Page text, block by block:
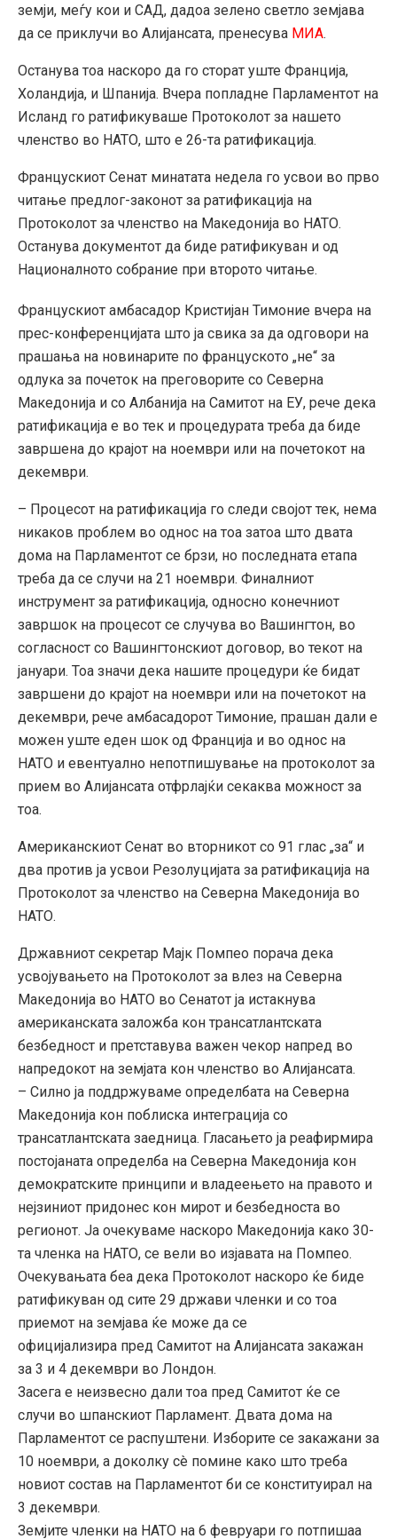
земји, меѓу кои и САД, дадоа зелено светло земјава
да се приклучи во Алијансата, пренесува МИА.
Останува тоа наскоро да го сторат уште Франција,
Холандија, и Шпанија. Вчера попладне Парламентот на
Исланд го ратификуваше Протоколот за нашето
членство во НАТО, што е 26-та ратификација.
Францускиот Сенат минатата недела го усвои во прво
читање предлог-законот за ратификација на
Протоколот за членство на Македонија во НАТО.
Останува документот да биде ратификуван и од
Националното собрание при второто читање.
Францускиот амбасадор Кристијан Тимоние вчера на
прес-конференцијата што ја свика за да одговори на
прашања на новинарите по француското „не“ за
одлука за почеток на преговорите со Северна
Македонија и со Албанија на Самитот на ЕУ, рече дека
ратификација е во тек и процедурата треба да биде
завршена до крајот на ноември или на почетокот на
декември.
– Процесот на ратификација го следи својот тек, нема
никаков проблем во однос на тоа затоа што двата
дома на Парламентот се брзи, но последната етапа
треба да се случи на 21 ноември. Финалниот
инструмент за ратификација, односно конечниот
завршок на процесот се случува во Вашингтон, во
согласност со Вашингтонскиот договор, во текот на
јануари. Тоа значи дека нашите процедури ќе бидат
завршени до крајот на ноември или на почетокот на
декември, рече амбасадорот Тимоние, прашан дали е
можен уште еден шок од Франција и во однос на
НАТО и евентуално непотпишување на протоколот за
прием во Алијансата отфрлајќи секаква можност за
тоа.
Американскиот Сенат во вторникот со 91 глас „за“ и
два против ја усвои Резолуцијата за ратификација на
Протоколот за членство на Северна Македонија во
НАТО.
Државниот секретар Мајк Помпео порача дека
усвојувањето на Протоколот за влез на Северна
Македонија во НАТО во Сенатот ја истакнува
американската заложба кон трансатлантската
безбедност и претставува важен чекор напред во
напредокот на земјата кон членство во Алијансата.
– Силно ја поддржуваме определбата на Северна
Македонија кон поблиска интеграција со
трансатлантската заедница. Гласањето ја реафирмира
постојаната определба на Северна Македонија кон
демократските принципи и владеењето на правото и
нејзиниот придонес кон мирот и безбедноста во
регионот. Ја очекуваме наскоро Македонија како 30-
та членка на НАТО, се вели во изјавата на Помпео.
Очекувањата беа дека Протоколот наскоро ќе биде
ратификуван од сите 29 држави членки и со тоа
приемот на земјава ќе може да се
официјализира пред Самитот на Алијансата закажан
за 3 и 4 декември во Лондон.
Засега е неизвесно дали тоа пред Самитот ќе се
случи во шпанскиот Парламент. Двата дома на
Парламентот се распуштени. Изборите се закажани за
10 ноември, а доколку сè помине како што треба
новиот состав на Парламентот би се конституирал на
3 декември.
Земјите членки на НАТО на 6 февруари го потпишаа